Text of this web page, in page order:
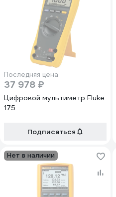
Последняя цена
37 978 ₽
Цифровой мультиметр Fluke
175
Подписаться
Нет в наличии